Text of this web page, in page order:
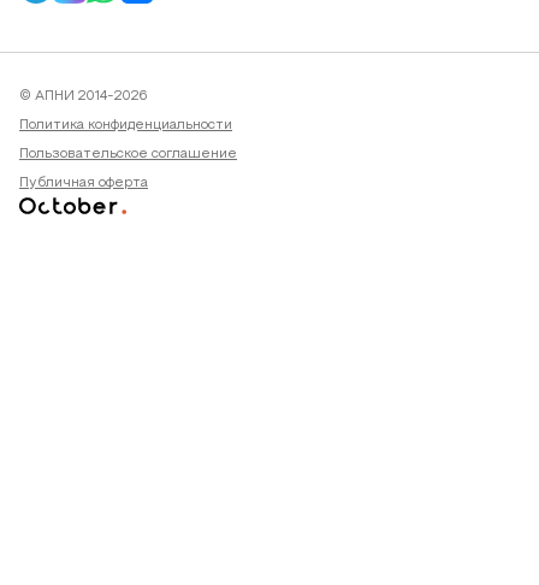
© АПНИ 2014-2026
Политика конфиденциальности
Пользовательское соглашение
Публичная оферта